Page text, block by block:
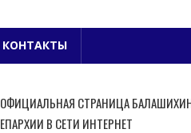
КОНТАКТЫ
ОФИЦИАЛЬНАЯ СТРАНИЦА
ЕПАРХИИ В СЕТИ ИНТЕРНЕТ